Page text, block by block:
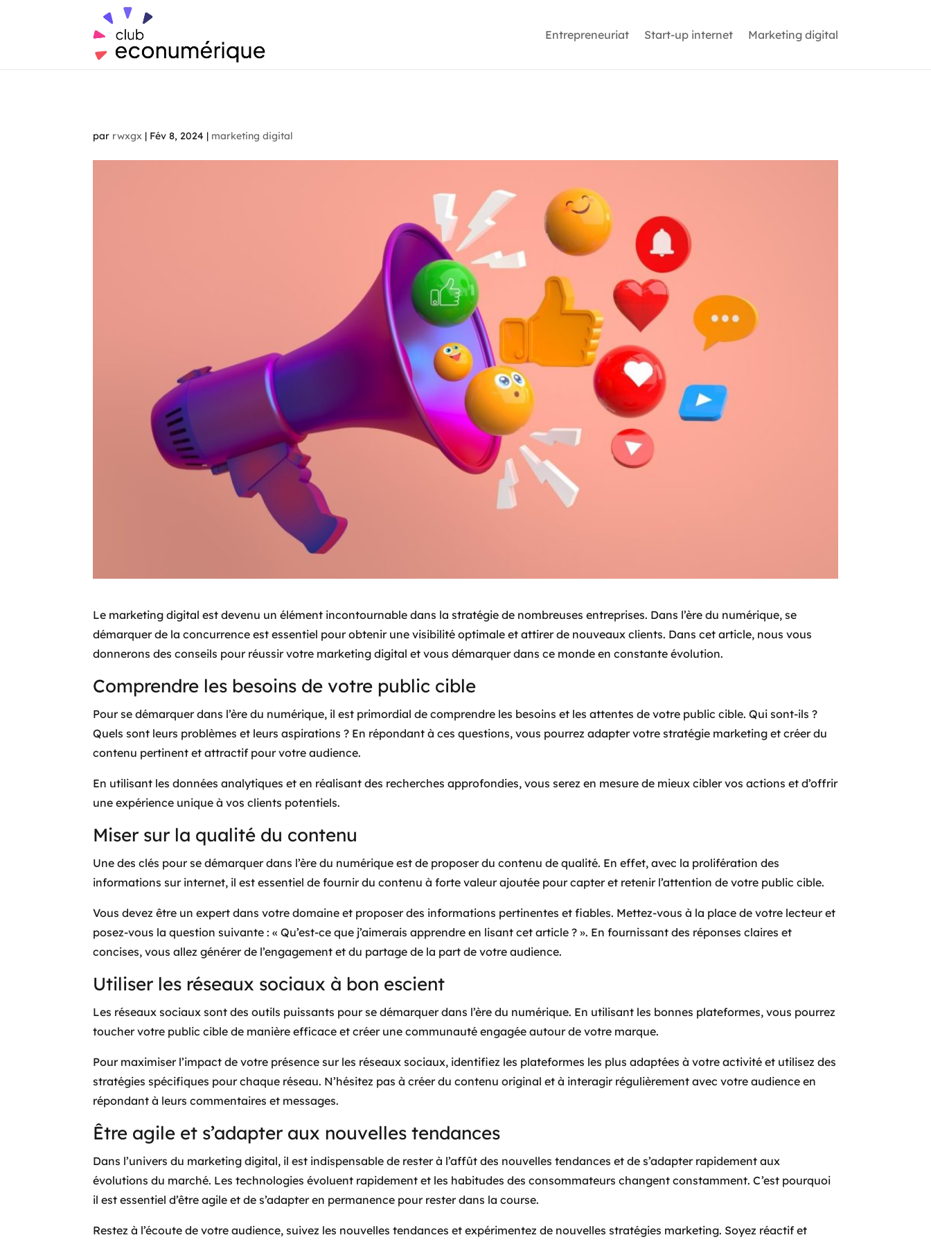
Entrepreneuriat Start-up internet Marketing digital
par rwxgx | Fév 8, 2024 | marketing digital
Le marketing digital est devenu un élément incontournable dans la stratégie de nombreuses entreprises. Dans l’ère du numérique, se
démarquer de la concurrence est essentiel pour obtenir une visibilité optimale et attirer de nouveaux clients. Dans cet article, nous vous
donnerons des conseils pour réussir votre marketing digital et vous démarquer dans ce monde en constante évolution.
Comprendre les besoins de votre public cible
Pour se démarquer dans l’ère du numérique, il est primordial de comprendre les besoins et les attentes de votre public cible. Qui sont-ils ?
Quels sont leurs problèmes et leurs aspirations ? En répondant à ces questions, vous pourrez adapter votre stratégie marketing et créer du
contenu pertinent et attractif pour votre audience.
En utilisant les données analytiques et en réalisant des recherches approfondies, vous serez en mesure de mieux cibler vos actions et d’offrir
une expérience unique à vos clients potentiels.
Miser sur la qualité du contenu
Une des clés pour se démarquer dans l’ère du numérique est de proposer du contenu de qualité. En effet, avec la prolifération des
informations sur internet, il est essentiel de fournir du contenu à forte valeur ajoutée pour capter et retenir l’attention de votre public cible.
Vous devez être un expert dans votre domaine et proposer des informations pertinentes et fiables. Mettez-vous à la place de votre lecteur et
posez-vous la question suivante : « Qu’est-ce que j’aimerais apprendre en lisant cet article ? ». En fournissant des réponses claires et
concises, vous allez générer de l’engagement et du partage de la part de votre audience.
Utiliser les réseaux sociaux à bon escient
Les réseaux sociaux sont des outils puissants pour se démarquer dans l’ère du numérique. En utilisant les bonnes plateformes, vous pourrez
toucher votre public cible de manière efficace et créer une communauté engagée autour de votre marque.
Pour maximiser l’impact de votre présence sur les réseaux sociaux, identifiez les plateformes les plus adaptées à votre activité et utilisez des
stratégies spécifiques pour chaque réseau. N’hésitez pas à créer du contenu original et à interagir régulièrement avec votre audience en
répondant à leurs commentaires et messages.
Être agile et s’adapter aux nouvelles tendances
Dans l’univers du marketing digital, il est indispensable de rester à l’affût des nouvelles tendances et de s’adapter rapidement aux
évolutions du marché. Les technologies évoluent rapidement et les habitudes des consommateurs changent constamment. C’est pourquoi
il est essentiel d’être agile et de s’adapter en permanence pour rester dans la course.
Restez à l’écoute de votre audience, suivez les nouvelles tendances et expérimentez de nouvelles stratégies marketing. Soyez réactif et